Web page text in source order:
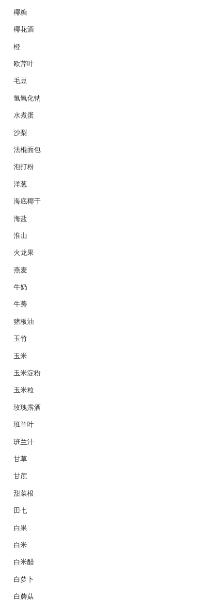
椰糖
椰花酒
橙
欧芹叶
毛豆
氢氧化钠
水煮蛋
沙梨
法棍面包
泡打粉
洋葱
海底椰干
海盐
淮山
火龙果
燕麦
牛奶
牛蒡
猪板油
玉竹
玉米
玉米淀粉
玉米粒
玫瑰露酒
班兰叶
班兰汁
甘草
甘蔗
甜菜根
田七
白果
白米
白米醋
白萝卜
白蘑菇